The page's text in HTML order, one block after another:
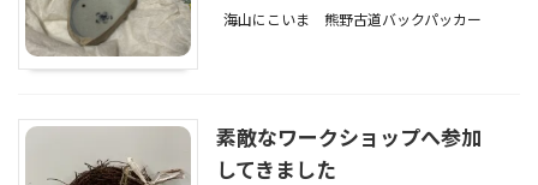
海山にこいま 熊野古道バックパッカー
素敵なワークショップへ参加
してきました